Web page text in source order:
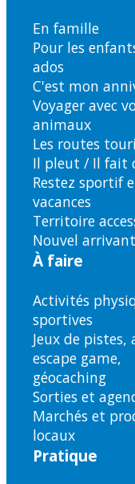
En famille
Pour les
ados
C'est mon
Voyager avec
animaux
Les routes
Il pleut / Il fait
Restez sportif
vacances
Territoire
Nouvel arrivant
À faire
Activités
sportives
Jeux de pistes,
escape game,
géocaching
Sorties et
Marchés et
locaux
Pratique